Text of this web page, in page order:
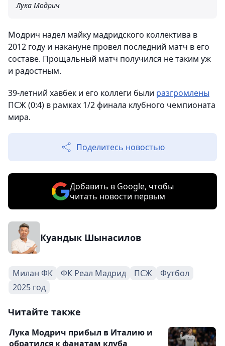
Лука Модрич
Модрич надел майку мадридского коллектива в
2012 году и накануне провел последний матч в его
составе. Прощальный матч получился не таким уж
и радостным.
39-летний хавбек и его коллеги были разгромлены
ПСЖ (0:4) в рамках 1/2 финала клубного чемпионата
мира.
Поделитесь новостью
Добавить в Google, чтобы
читать новости первым
Куандык Шынасилов
Милан ФК ФК Реал Мадрид ПСЖ
Футбол
2025 год
Читайте также
Лука Модрич прибыл в Италию и
обратился к фанатам клуба